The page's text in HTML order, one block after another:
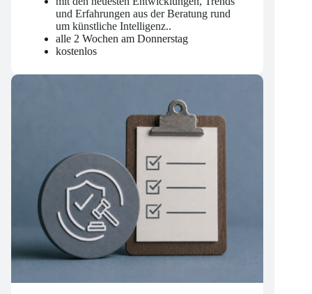
mit den neuesten Entwicklungen, Trends
und Erfahrungen aus der Beratung rund
um künstliche Intelligenz..
alle 2 Wochen am Donnerstag